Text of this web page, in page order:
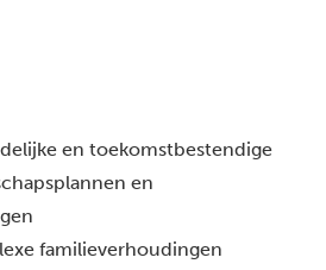
en toekomstbestendige
en
familieverhoudingen